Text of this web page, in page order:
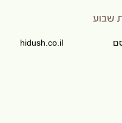
hidush.co.il